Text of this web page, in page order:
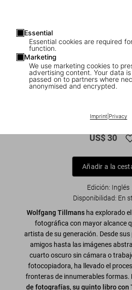
Essential
Essential cookies are required
function.
Marketing
We use marketing cookies to
advertising content. Your data
passed on to partners where
anonymised and encrypted.
Imprint| Privacy
1
Wolfgang Tillmans. four
US$ 30
Añadir a la
Edición: Inglés
Disponibilidad: En
Wolfgang Tillmans ha explorado
fotográfica con mayor alcance
artista de su generación. Desde
amigos hasta las imágenes
cuarto oscuro sin cámara o
fotocopiadora, ha llevado el
fronteras de innumerables formas.
de fotografías, su quinto libro con